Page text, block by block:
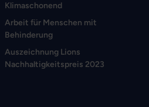
Klimaschonend
Arbeit für Menschen mit
Behinderung
Auszeichnung Lions
Nachhaltigkeitspreis 2023